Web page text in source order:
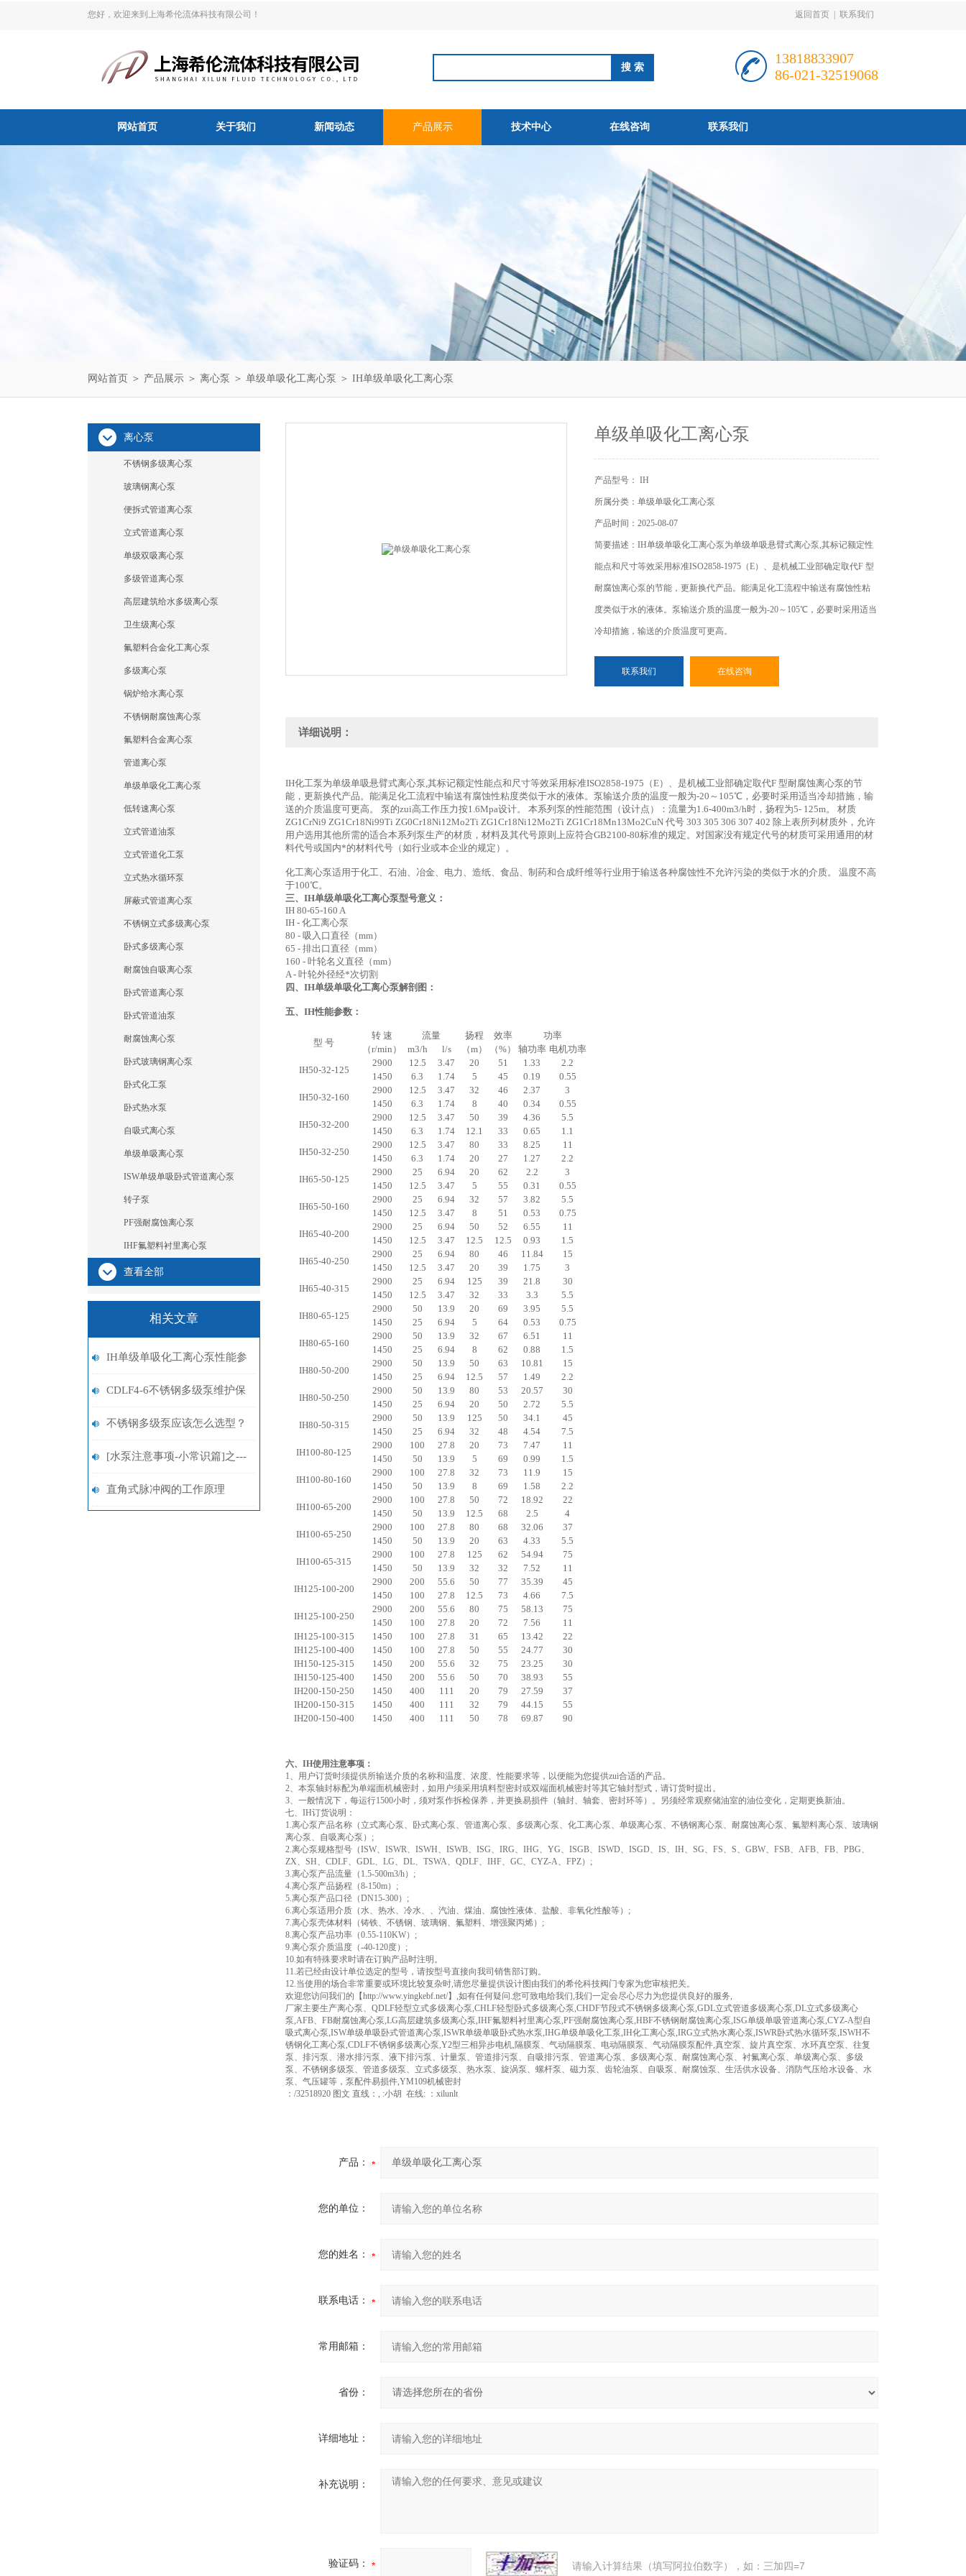
您好，欢迎来到上海希伦流体科技有限公司！ 返回首页 联系我们
13818833907
86-021-32519068
网站首页 关于我们 新闻动态 产品展示 技术中心 在线咨询 联系我们
网站首页 ＞ 产品展示 ＞ 离心泵 ＞ 单级单吸化工离心泵 ＞ IH单级单吸化工离心泵
离心泵
不锈钢多级离心泵
玻璃钢离心泵
便拆式管道离心泵
立式管道离心泵
单级双吸离心泵
多级管道离心泵
高层建筑给水多级离心泵
卫生级离心泵
氟塑料合金化工离心泵
多级离心泵
锅炉给水离心泵
不锈钢耐腐蚀离心泵
氟塑料合金离心泵
管道离心泵
单级单吸化工离心泵
低转速离心泵
立式管道油泵
立式管道化工泵
立式热水循环泵
屏蔽式管道离心泵
不锈钢立式多级离心泵
卧式多级离心泵
耐腐蚀自吸离心泵
卧式管道离心泵
卧式管道油泵
耐腐蚀离心泵
卧式玻璃钢离心泵
卧式化工泵
卧式热水泵
自吸式离心泵
单级单吸离心泵
ISW单级单吸卧式管道离心泵
转子泵
PF强耐腐蚀离心泵
IHF氟塑料衬里离心泵
查看全部
相关文章
IH单级单吸化工离心泵性能参
数
CDLF4-6不锈钢多级泵维护保
养
不锈钢多级泵应该怎么选型？
[水泵注意事项-小常识篇]之---
螺杆泵分类选型
直角式脉冲阀的工作原理
单级单吸化工离心泵
产品型号： IH
所属分类：单级单吸化工离心泵
产品时间：2025-08-07
简要描述：IH单级单吸化工离心泵为单级单吸悬臂式离心泵,其标记额定性
能点和尺寸等效采用标准ISO2858-1975（E）、是机械工业部确定取代F 型
耐腐蚀离心泵的节能，更新换代产品。能满足化工流程中输送有腐蚀性粘
度类似于水的液体。泵输送介质的温度一般为-20～105℃，必要时采用适当
冷却措施，输送的介质温度可更高。
联系我们 在线咨询
详细说明：
IH化工泵为单级单吸悬臂式离心泵,其标记额定性能点和尺寸等效采用标准ISO2858-1975（E）、是机械工业部确定取代F 型耐腐蚀离心泵的节
能，更新换代产品。能满足化工流程中输送有腐蚀性粘度类似于水的液体。泵输送介质的温度一般为-20～105℃，必要时采用适当冷却措施，输
送的介质温度可更高。 泵的zui高工作压力按1.6Mpa设计。 本系列泵的性能范围（设计点）：流量为1.6-400m3/h时，扬程为5- 125m。 材质
ZG1CrNi9 ZG1Cr18Ni99Ti ZG0Cr18Ni12Mo2Ti ZG1Cr18Ni12Mo2Ti ZG1Cr18Mn13Mo2CuN 代号 303 305 306 307 402 除上表所列材质外，允许
用户选用其他所需的适合本系列泵生产的材质，材料及其代号原则上应符合GB2100-80标准的规定。对国家没有规定代号的材质可采用通用的材
料代号或国内*的材料代号（如行业或本企业的规定）。
化工离心泵适用于化工、石油、冶金、电力、造纸、食品、制药和合成纤维等行业用于输送各种腐蚀性不允许污染的类似于水的介质。 温度不高
于100℃。
三、IH单级单吸化工离心泵型号意义：
IH 80-65-160 A
IH - 化工离心泵
80 - 吸入口直径（mm）
65 - 排出口直径（mm）
160 - 叶轮名义直径（mm）
A - 叶轮外径经*次切割
四、IH单级单吸化工离心泵解剖图：
五、 IH性能参数 ：
型 号
转 速 流量 扬程 效率
功率
（r/min）
m3/h l/s （m） （%） 轴功率 电机功率
IH50-32-125
2900 12.5 3.47 20 51 1.33
2.2
1450
6.3 1.74 5 45 0.19
0.55
IH50-32-160
2900 12.5 3.47 32 46 2.37
3
1450
6.3 1.74 8 40 0.34
0.55
IH50-32-200
2900 12.5 3.47 50 39 4.36
5.5
1450
6.3 1.74 12.1 33 0.65
1.1
IH50-32-250
2900 12.5 3.47 80 33 8.25
11
1450
6.3 1.74 20 27 1.27
2.2
IH65-50-125
2900 25 6.94 20 62 2.2
3
1450
12.5 3.47 5 55 0.31
0.55
IH65-50-160
2900 25 6.94 32 57 3.82
5.5
1450
12.5 3.47 8 51 0.53
0.75
IH65-40-200
2900 25 6.94 50 52 6.55
11
1450
12.5 3.47 12.5 12.5 0.93
1.5
IH65-40-250
2900 25 6.94 80 46 11.84
15
1450
12.5 3.47 20 39 1.75
3
IH65-40-315
2900 25 6.94 125 39 21.8
30
1450
12.5 3.47 32 33 3.3
5.5
IH80-65-125
2900 50 13.9 20 69 3.95
5.5
1450
25 6.94 5 64 0.53
0.75
IH80-65-160
2900 50 13.9 32 67 6.51
11
1450
25 6.94 8 62 0.88
1.5
IH80-50-200
2900 50 13.9 50 63 10.81
15
1450
25 6.94 12.5 57 1.49
2.2
IH80-50-250
2900 50 13.9 80 53 20.57
30
1450
25 6.94 20 50 2.72
5.5
IH80-50-315
2900 50 13.9 125 50 34.1
45
1450
25 6.94 32 48 4.54
7.5
IH100-80-125
2900 100 27.8 20 73 7.47
11
1450
50 13.9 5 69 0.99
1.5
IH100-80-160
2900 100 27.8 32 73 11.9
15
1450
50 13.9 8 69 1.58
2.2
IH100-65-200
2900 100 27.8 50 72 18.92
22
1450
50 13.9 12.5 68 2.5
4
IH100-65-250
2900 100 27.8 80 68 32.06
37
1450
50 13.9 20 63 4.33
5.5
IH100-65-315
2900 100 27.8 125 62 54.94
75
1450
50 13.9 32 32 7.52
11
IH125-100-200
2900 200 55.6 50 77 35.39
45
1450
100 27.8 12.5 73 4.66
7.5
IH125-100-250
2900 200 55.6 80 75 58.13
75
1450
100 27.8 20 72 7.56
11
IH125-100-315
1450 100 27.8 31 65 13.42
22
IH125-100-400
1450 100 27.8 50 55 24.77
30
IH150-125-315
1450 200 55.6 32 75 23.25
30
IH150-125-400
1450 200 55.6 50 70 38.93
55
IH200-150-250
1450 400 111 20 79 27.59
37
IH200-150-315
1450 400 111 32 79 44.15
55
IH200-150-400
1450 400 111 50 78 69.87 90
六、IH使用注意事项：
1、用户订货时须提供所输送介质的名称和温度、浓度、性能要求等，以便能为您提供zui合适的产品。
2、本泵轴封标配为单端面机械密封，如用户须采用填料型密封或双端面机械密封等其它轴封型式，请订货时提出。
3、一般情况下，每运行1500小时，须对泵作拆检保养，并更换易损件（轴封、轴套、密封环等）。另须经常观察储油室的油位变化，定期更换新油。
七、IH订货说明：
1.离心泵产品名称（立式离心泵、卧式离心泵、管道离心泵、多级离心泵、化工离心泵、单级离心泵、不锈钢离心泵、耐腐蚀离心泵、氟塑料离心泵、玻璃钢
离心泵、自吸离心泵）;
2.离心泵规格型号（ISW、ISWR、ISWH、ISWB、ISG、IRG、IHG、YG、ISGB、ISWD、ISGD、IS、IH、SG、FS、S、GBW、FSB、AFB、FB、PBG、
ZX、SH、CDLF、GDL、LG、DL、TSWA、QDLF、IHF、GC、CYZ-A、FPZ）;
3.离心泵产品流量（1.5-500m3/h）;
4.离心泵产品扬程（8-150m）;
5.离心泵产品口径（DN15-300）;
6.离心泵适用介质（水、热水、冷水、、汽油、煤油、腐蚀性液体、盐酸、非氧化性酸等）;
7.离心泵壳体材料（铸铁、不锈钢、玻璃钢、氟塑料、增强聚丙烯）;
8.离心泵产品功率（0.55-110KW）;
9.离心泵介质温度（-40-120度）;
10.如有特殊要求时请在订购产品时注明。
11.若已经由设计单位选定的型号，请按型号直接向我司销售部订购。
12.当使用的场合非常重要或环境比较复杂时,请您尽量提供设计图由我们的希伦科技阀门专家为您审核把关。
欢迎您访问我们的【http://www.yingkebf.net/】,如有任何疑问.您可致电给我们,我们一定会尽心尽力为您提供良好的服务,
厂家主要生产离心泵、QDLF轻型立式多级离心泵,CHLF轻型卧式多级离心泵,CHDF节段式不锈钢多级离心泵,GDL立式管道多级离心泵,DL立式多级离心
泵,AFB、FB耐腐蚀离心泵,LG高层建筑多级离心泵,IHF氟塑料衬里离心泵,PF强耐腐蚀离心泵,HBF不锈钢耐腐蚀离心泵,ISG单级单吸管道离心泵,CYZ-A型自
吸式离心泵,ISW单级单吸卧式管道离心泵,ISWR单级单吸卧式热水泵,IHG单级单吸化工泵,IH化工离心泵,IRG立式热水离心泵,ISWR卧式热水循环泵,ISWH不
锈钢化工离心泵,CDLF不锈钢多级离心泵,Y2型三相异步电机,隔膜泵、气动隔膜泵、电动隔膜泵、气动隔膜泵配件,真空泵、旋片真空泵、水环真空泵、往复
泵、排污泵、潜水排污泵、液下排污泵、计量泵、管道排污泵、自吸排污泵、管道离心泵、多级离心泵、耐腐蚀离心泵、衬氟离心泵、单级离心泵、多级
泵、不锈钢多级泵、管道多级泵、立式多级泵、热水泵、旋涡泵、螺杆泵、磁力泵、齿轮油泵、自吸泵、耐腐蚀泵、生活供水设备、消防气压给水设备、水
泵、气压罐等，泵配件易损件,YM109机械密封
：/32518920 图文 直线：, :小胡 在线: ：xilunlt
产品：
您的单位：
您的姓名：
联系电话：
常用邮箱：
省份：
详细地址：
补充说明：
验证码： 请输入计算结果（填写阿拉伯数字），如：三加四=7